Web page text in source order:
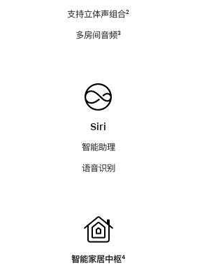
支持立体声组合脚
²
多房间音频脚
³
Siri
智能助理
语音识别
智能家居中枢脚
⁴